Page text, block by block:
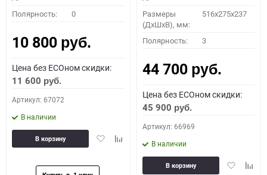
Полярность: 0
10 800 руб.
Цена без ECOном скидки:
11 600 руб.
Артикул: 67072
В наличии
ДобавитьДобавить
сравнению
В корзину
Размеры
(ДхШхВ), мм:
516x275x237
Полярность: 3
44 700 руб.
Цена без ECOном скидки:
45 900 руб.
Артикул: 66969
В наличии
Добавить
В корзину